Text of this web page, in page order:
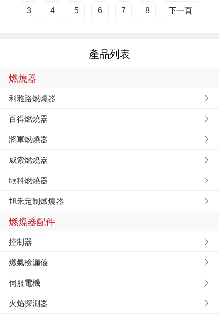
3 4 5 6 7 8 下一頁
產品列表
燃燒器
利雅路燃燒器
百得燃燒器
將軍燃燒器
威索燃燒器
歐科燃燒器
旭禾定制燃燒器
燃燒器配件
控制器
燃氣檢漏儀
伺服電機
火焰探測器